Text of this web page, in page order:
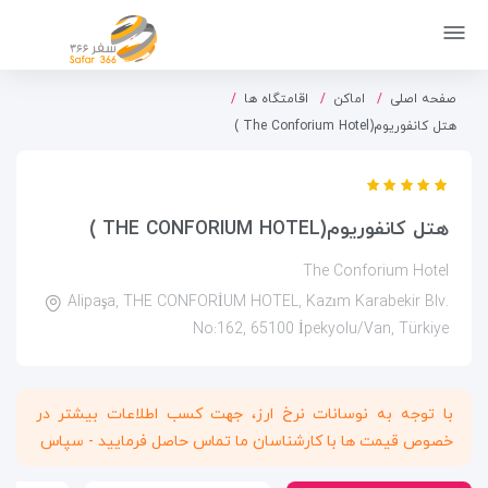
صفحه اصلی اماکن
اقامتگاه ها
هتل کانفوریوم(The Conforium Hotel )
هتل کانفوریوم(THE CONFORIUM HOTEL )
The Conforium Hotel
Alipaşa, THE CONFORİUM HOTEL, Kazım Karabekir Blv.
No:162, 65100 İpekyolu/Van, Türkiye
با توجه به نوسانات نرخ ارز، جهت کسب اطلاعات بیشتر در
خصوص قیمت ها با کارشناسان ما تماس حاصل فرمایید - سپاس